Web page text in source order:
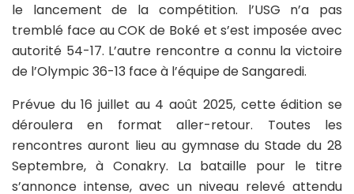
le lancement de la compétition. l’USG n’a pas
tremblé face au COK de Boké et s’est imposée avec
autorité 54-17. L’autre rencontre a connu la victoire
de l’Olympic 36-13 face à l’équipe de Sangaredi.
Prévue du 16 juillet au 4 août 2025, cette édition se
déroulera en format aller-retour. Toutes les
rencontres auront lieu au gymnase du Stade du 28
Septembre, à Conakry. La bataille pour le titre
s’annonce intense, avec un niveau relevé attendu